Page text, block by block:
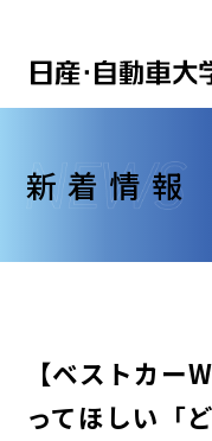
新着情報
【ベストカー
ってほしい「